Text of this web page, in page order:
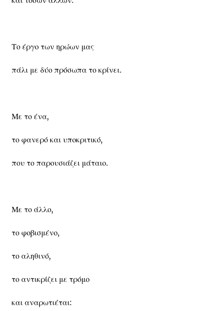
Το έργο των ηρώων μας
πάλι με δύο πρόσωπα το κρίνει.
Με το ένα,
το φανερό και υποκριτικό,
που το παρουσιάζει μάταιο.
Με το άλλο,
το φοβισμένο,
το αληθινό,
το αντικρίζει με τρόμο
και αναρωτιέται: